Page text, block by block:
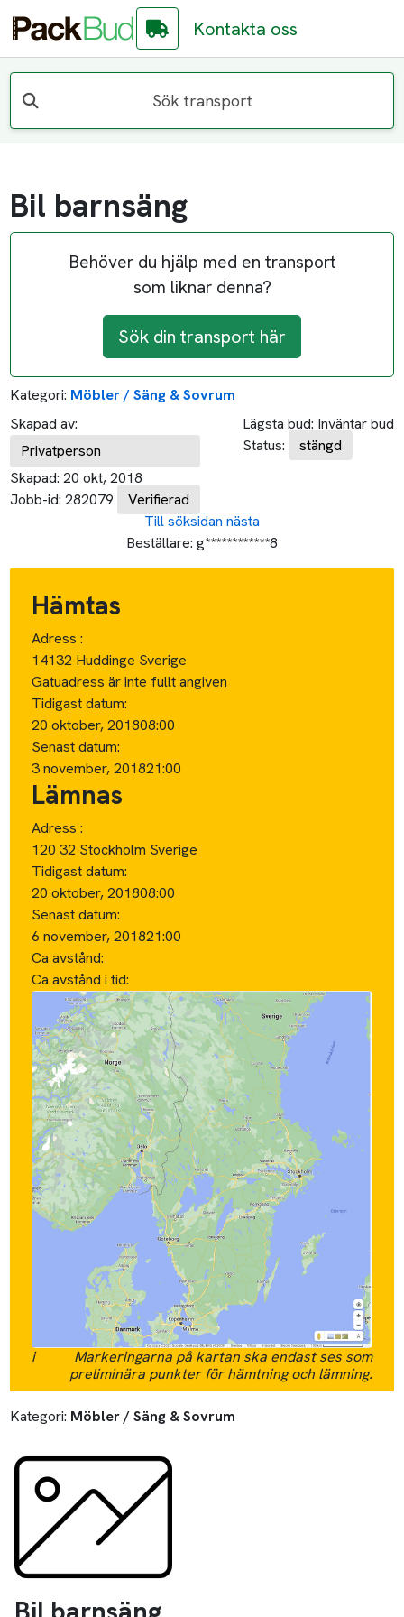
Kontakta oss
Sök transport
Bil barnsäng
Behöver du hjälp med en transport
som liknar denna?
Sök din transport här
Kategori: Möbler / Säng & Sovrum
Skapad av:
Privatperson
Skapad: 20 okt, 2018
Jobb-id: 282079 Verifierad
Lägsta bud: Inväntar bud
Status:
stängd
Till söksidan nästa
Beställare: g************8
Hämtas
Adress :
14132 Huddinge Sverige
Gatuadress är inte fullt angiven
Tidigast datum:
20 oktober, 201808:00
Senast datum:
3 november, 201821:00
Lämnas
Adress :
120 32 Stockholm Sverige
Tidigast datum:
20 oktober, 201808:00
Senast datum:
6 november, 201821:00
Ca avstånd:
Ca avstånd i tid:
i
Markeringarna på kartan ska endast ses som
preliminära punkter för hämtning och lämning.
Kategori: Möbler / Säng & Sovrum